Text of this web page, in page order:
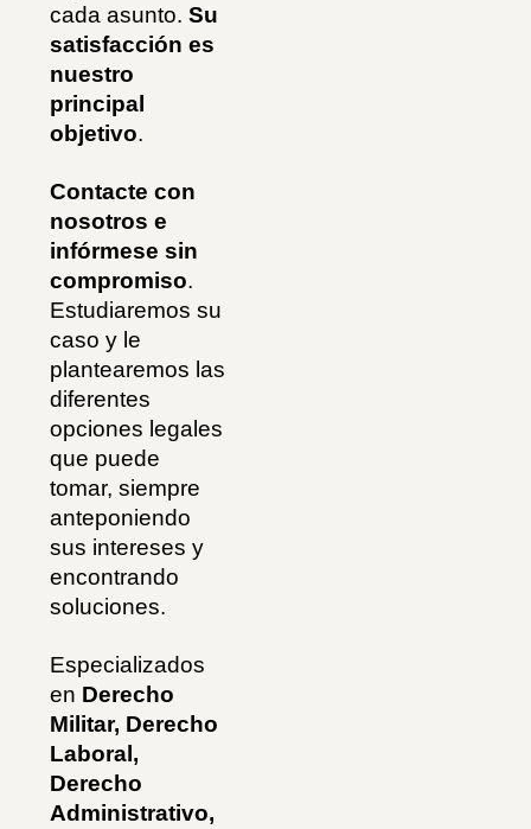
cada asunto. Su
satisfacción es
nuestro
principal
objetivo.
Contacte con
nosotros e
infórmese sin
compromiso.
Estudiaremos su
caso y le
plantearemos las
diferentes
opciones legales
que puede
tomar, siempre
anteponiendo
sus intereses y
encontrando
soluciones.
Especializados
en Derecho
Militar, Derecho
Laboral,
Derecho
Administrativo,